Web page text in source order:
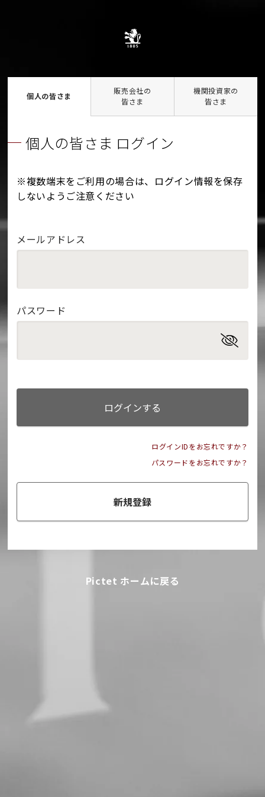
個人の皆さま
販売会社の
皆さま
機関投資家の
皆さま
個人の皆さま ログイン
※複数端末をご利用の場合は、ログイン情報を保存
しないようご注意ください
メールアドレス
パスワード
ログインする
ログインIDをお忘れですか？
パスワードをお忘れですか？
新規登録
Pictet ホームに戻る